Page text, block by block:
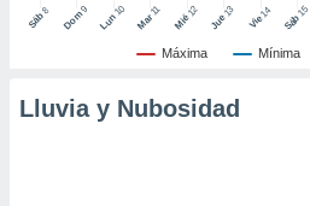
Máxima Mínima
Sáb8 Dom9
Lun
10
Mar11
Mié
12
Jue
13
Vie
14 Sáb
15
Lluvia y Nubosidad